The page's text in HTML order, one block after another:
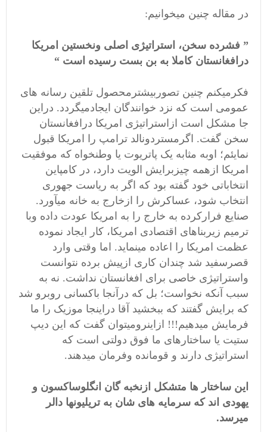
در مقاله چنین میخوانیم:
” فشرده سخن، استراتیژی اصلی ونخستین امریکا
درافغانستان کاملا به بن بست رسیده است “
فکرمیکنم چنین تصوربیشترمحصول تلقین رسانه های
عمومی است که نزد خوانندگان ایجادمیگردد. دراین
جا مشکل است ازاستراتیژی امریکا درافغانستان
سخن گفت. اگرمستردونالد ترامپ را امریکا قبول
نمایئم؛ اوبه مثابه یک پاتریوت یا وطنخواه که موفقیت
امریکا ازهمه چیزبرایش الویت دارد، در کامپاین
انتخاباتی خود گفته بود که اگر به ریاست جهوری
انتخاب شود، عساکرش را ازخارج به خانه میآورد.
صنایع فرارکرده به خارج را به امریکا عودت داده وبا
ترمیم زیربناهای اقتصادی امریکا، کار ایجاد نموده
عظمت امریکا را اعاده مینماید. اما وقتی وارد
قصرسفید شد چندان کاری ازپیش برده نتوانست
واستراتیژی خاصی برای افغانستان نداشت. نه به
سبب آنکه نخواست؛ بل که درآنجا باکسانی روبرو شد
که برایش گفتند که ببخشید آقا دراینجا موزیک را ما
فرمایش میدهیم!!! ازاینرومیتوان گفت که این دیپ
ستیت یا ساختارهای ما فوق دولتی است که
استراتیژی دارند و قومانده وفرمان میدهند.
این ساختار ها متشکل ازنخبه گان انگلوساکسون و
یهودی اند که سرمایه های شان به تریلیونها دالر
میرسد.